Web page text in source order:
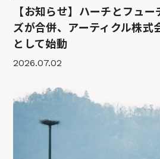
【お知らせ】ハーチとフュ
ズが合併、アーティクル株式
として始動
2026.07.02